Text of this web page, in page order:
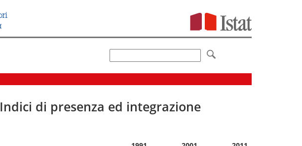
Indici di presenza ed integrazione